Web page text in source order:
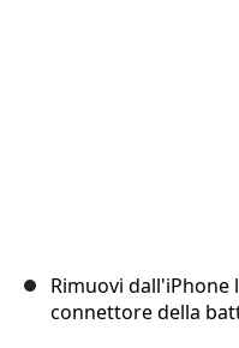
Rimuovi dall'iPhone
connettore della